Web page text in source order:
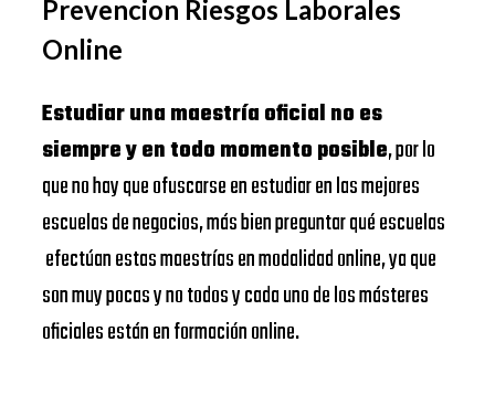
Prevencion Riesgos Laborales
Online
Estudiar una maestría oficial no es
siempre y en todo momento posible, por lo
que no hay que ofuscarse en estudiar en las mejores
escuelas de negocios, más bien preguntar qué escuelas
efectúan estas maestrías en modalidad online, ya que
son muy pocas y no todos y cada uno de los másteres
oficiales están en formación online.